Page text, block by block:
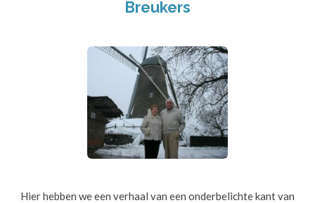
Breukers
Hier hebben we een verhaal van een onderbelichte kant van